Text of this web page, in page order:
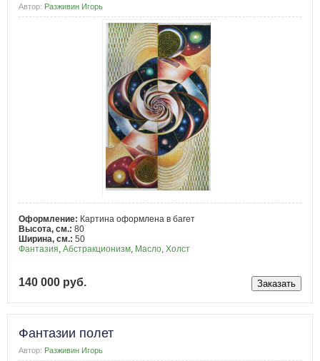
Автор: Разживин Игорь
Оформление: Картина оформлена в багет
Высота, см.: 80
Ширина, см.: 50
Фантазия Абстракционизм Масло Холст
140 000 руб.
Фантазии полет
Автор: Разживин Игорь